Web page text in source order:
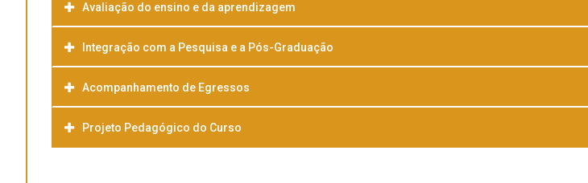
Avaliação do ensino e da aprendizagem
Integração com a Pesquisa e a Pós-Graduação
Acompanhamento de Egressos
Projeto Pedagógico do Curso